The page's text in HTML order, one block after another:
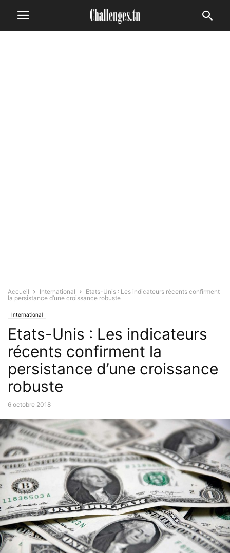
Accueil International
Etats-Unis : Les indicateurs récents confirment
la persistance d’une croissance robuste
International
Etats-Unis : Les indicateurs
récents confirment la
persistance d’une croissance
robuste
6 octobre 2018